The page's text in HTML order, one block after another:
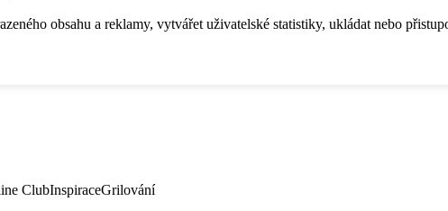
obsahu a reklamy, vytvářet uživatelské statistiky, ukládat nebo
ClubInspiraceGrilování